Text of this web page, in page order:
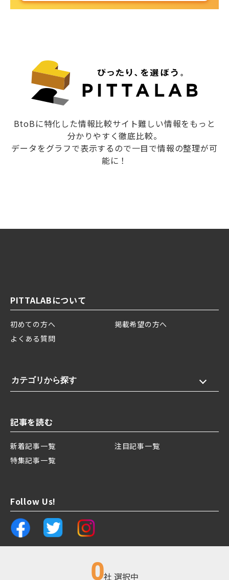
0社 選択中
BtoBに特化した情報比較サイト難しい情報をもっと
分かりやすく徹底比較。
データをグラフで表示するので一目で情報の整理が可
能に！
PITTALABについて
初めての方へ
掲載希望の方へ
よくある質問
カテゴリから探す
記事を読む
新着記事一覧
注目記事一覧
特集記事一覧
Follow Us!